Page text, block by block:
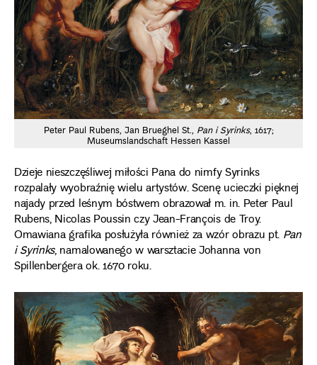
Peter Paul Rubens, Jan Brueghel St., Pan i Syrinks, 1617;
Museumslandschaft Hessen Kassel
Dzieje nieszczęśliwej miłości Pana do nimfy Syrinks
rozpalały wyobraźnię wielu artystów. Scenę ucieczki pięknej
najady przed leśnym bóstwem obrazował m. in. Peter Paul
Rubens, Nicolas Poussin czy Jean-François de Troy.
Omawiana grafika posłużyła również za wzór obrazu pt. Pan
i Syrinks, namalowanego w warsztacie Johanna von
Spillenbergera ok. 1670 roku.